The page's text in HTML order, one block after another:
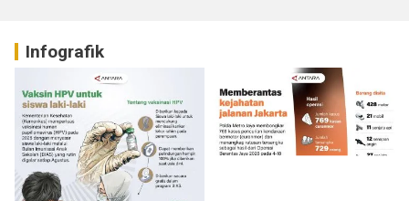
Infografik